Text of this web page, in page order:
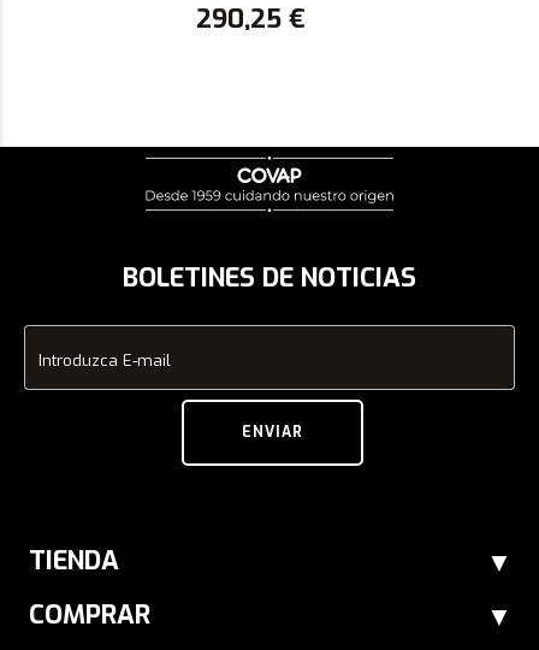
290,25 €
BOLETINES DE NOTICIAS
Introduzca E-mail
ENVIAR
TIENDA
COMPRAR